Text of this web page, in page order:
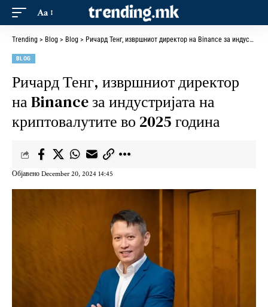
Aa
Trending > Blog > Blog > Ричард Тенг, извршниот директор на Binance за индустријата на криптовалутите во 2025 година
BLOG
Ричард Тенг, извршниот директор
на Binance за индустријата на
криптовалутите во 2025 година
Објавено December 20, 2024 14:45